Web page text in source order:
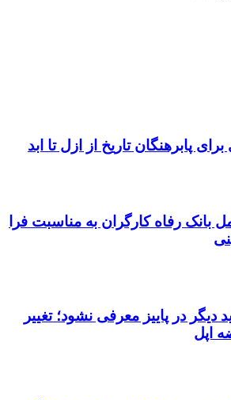
پابرهنگان تاریخ از ازل تا ابد
بانک رفاه کارگران به مناسبت فرا
دیگر در پاییز معرفی نشود؛ تغییر
اپل